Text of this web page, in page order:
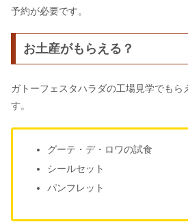
予約が必要です。
お土産がもらえる？
ガトーフェスタハラダの工場見学でもら
す。
グーテ・デ・ロワの試食
シールセット
パンフレット